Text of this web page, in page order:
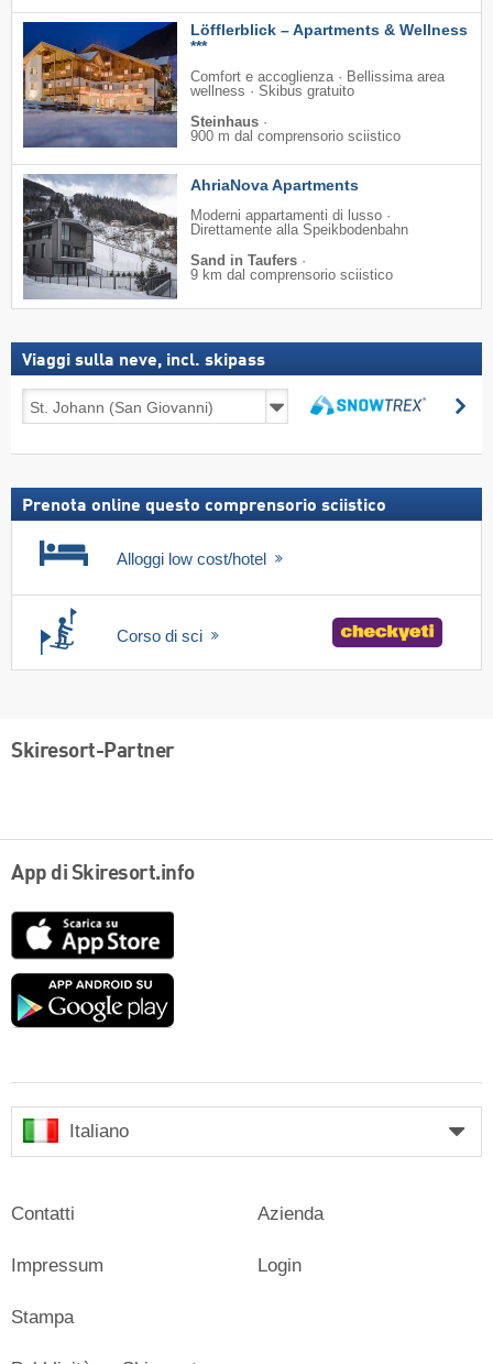
Löfflerblick – Apartments & Wellness
***
Comfort e accoglienza · Bellissima area
wellness · Skibus gratuito
Steinhaus ·
900 m dal comprensorio sciistico
AhriaNova Apartments
Moderni appartamenti di lusso ·
Direttamente alla Speikbodenbahn
Sand in Taufers ·
9 km dal comprensorio sciistico
Viaggi sulla neve, incl. skipass
sulla
incl.
Prenota online questo comprensorio sciistico
Alloggi low cost/hotel
Corso di sci
Skiresort-Partner
App di Skiresort.info
Google
Italiano
Contatti
Impressum
Stampa
Azienda
Login